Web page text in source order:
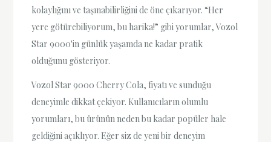
kolaylığını ve taşınabilirliğini de öne çıkarıyor. “Her
yere götürebiliyorum, bu harika!” gibi yorumlar, Vozol
Star 9000'in günlük yaşamda ne kadar pratik
olduğunu gösteriyor.
Vozol Star 9000 Cherry Cola, fiyatı ve sunduğu
deneyimle dikkat çekiyor. Kullanıcıların olumlu
yorumları, bu ürünün neden bu kadar popüler hale
geldiğini açıklıyor. Eğer siz de yeni bir deneyim